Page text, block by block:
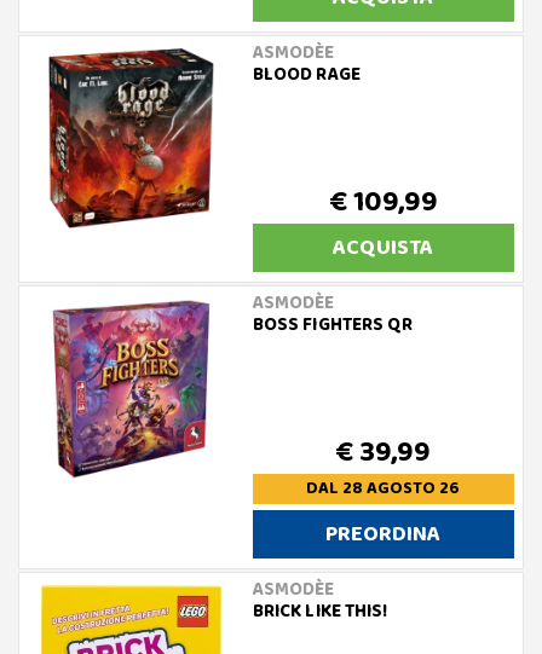
ASMODÈE
BLOOD RAGE
€ 109,99
ACQUISTA
ASMODÈE
BOSS FIGHTERS QR
€ 39,99
DAL 28 AGOSTO 26
PREORDINA
ASMODÈE
BRICK LIKE THIS!